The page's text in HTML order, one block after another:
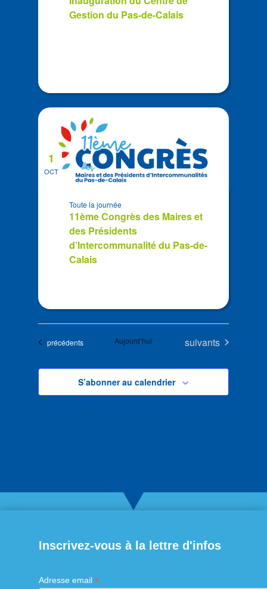
ViewGestion du Pas-de-Calais
OCT
1
11ème Congrès des Maires et
des Présidents
d’Intercommunalité du Pas-de-
Calais
Toute la journée
Évènements
précédents Aujourd’hui Évènements
suivants
S’abonner au calendrier
Inscrivez-vous à la lettre d'infos
Adresse email *